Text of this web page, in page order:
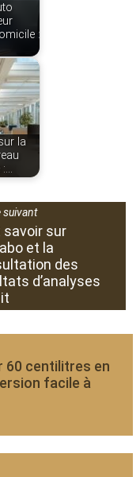
:
la
:…
suivant
savoir sur
et la
des
d’analyses
60 centilitres en
facile à